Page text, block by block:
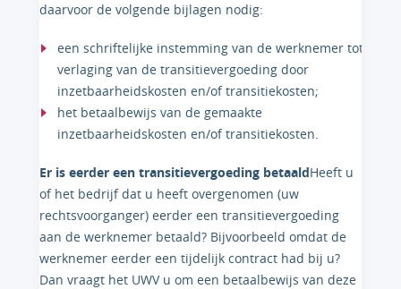
daarvoor de volgende bijlagen nodig:
een schriftelijke instemming van de werknemer tot
verlaging van de transitievergoeding door
inzetbaarheidskosten en/of transitiekosten;
het betaalbewijs van de gemaakte
inzetbaarheidskosten en/of transitiekosten.
Er is eerder een transitievergoeding betaaldHeeft u
of het bedrijf dat u heeft overgenomen (uw
rechtsvoorganger) eerder een transitievergoeding
aan de werknemer betaald? Bijvoorbeeld omdat de
werknemer eerder een tijdelijk contract had bij u?
Dan vraagt het UWV u om een betaalbewijs van deze